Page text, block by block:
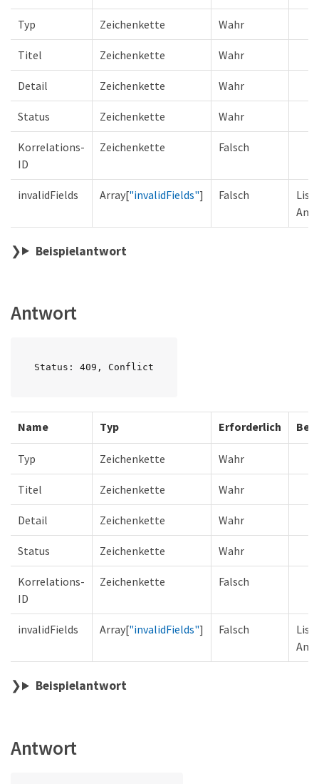
Typ Zeichenkette Wahr
Titel Zeichenkette Wahr
Detail Zeichenkette Wahr
Status Zeichenkette Wahr
Korrelations-
ID
Zeichenkette Falsch
invalidFields Array["invalidFields"] Falsch
Beispielantwort
Antwort
Status: 409, Conflict
Name Typ Erforderlich
Typ Zeichenkette Wahr
Titel Zeichenkette Wahr
Detail Zeichenkette Wahr
Status Zeichenkette Wahr
Korrelations-
ID
Zeichenkette Falsch
invalidFields Array["invalidFields"] Falsch
Beispielantwort
Antwort